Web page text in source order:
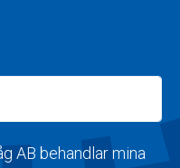
AB behandlar mina